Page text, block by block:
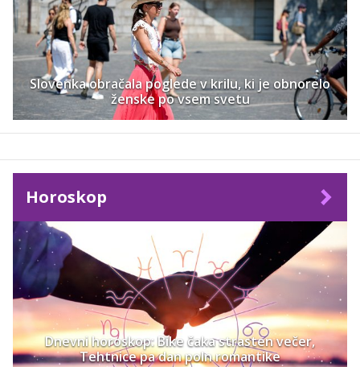
Slovenka obračala poglede v krilu, ki je obnorelo
ženske po vsem svetu
Horoskop
Dnevni horoskop: Bike čaka strasten večer,
Tehtnice pa dan poln romantike